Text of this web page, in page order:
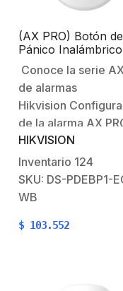
manipulación.Alarma
de…
(AX PRO) Botón de
Pánico Inalámbrico
Portátil / IP54 /
Indicador LED
Conoce la serie
de alarmas
Hikvision
de la alarma AX
HikvisionBienvenido
futuro con AX PRO
HikvisionSistema
Robusto contra
PRO Características
HIKVISION
Inventario 124
SKU: DS-PDEBP1-
WB
$ 103.552